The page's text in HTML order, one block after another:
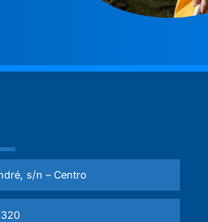
s/n – Centro